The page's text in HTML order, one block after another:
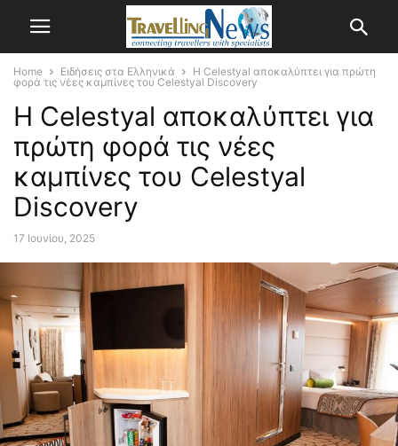
Home Ειδήσεις στα Ελληνικά
Η Celestyal αποκαλύπτει για πρώτη
φορά τις νέες καμπίνες του Celestyal Discovery
Η Celestyal αποκαλύπτει για
πρώτη φορά τις νέες
καμπίνες του Celestyal
Discovery
17 Ιουνίου, 2025